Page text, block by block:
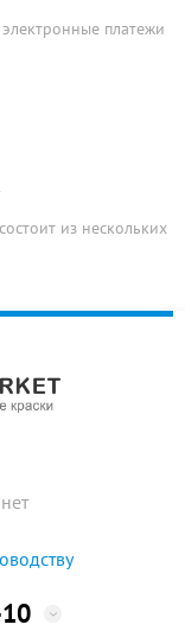
платежи
из нескольких